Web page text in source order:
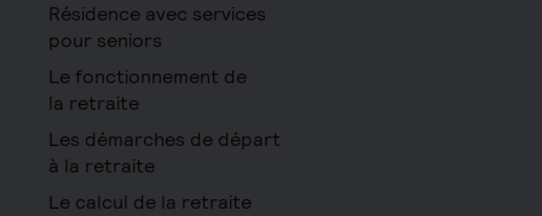
Résidence avec services
pour seniors
Le fonctionnement de
la retraite
Les démarches de départ
à la retraite
Le calcul de la retraite